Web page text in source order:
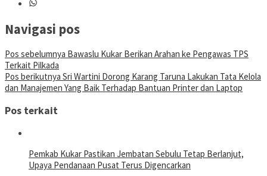
Navigasi pos
Pos sebelumnya Bawaslu Kukar Berikan Arahan ke Pengawas TPS
Terkait Pilkada
Pos berikutnya Sri Wartini Dorong Karang Taruna Lakukan Tata Kelola
dan Manajemen Yang Baik Terhadap Bantuan Printer dan Laptop
Pos terkait
Pemkab Kukar Pastikan Jembatan Sebulu Tetap Berlanjut,
Upaya Pendanaan Pusat Terus Digencarkan